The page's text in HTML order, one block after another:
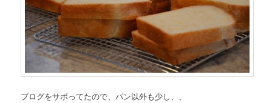
ブログをサボってたので、パン以外も少し、、